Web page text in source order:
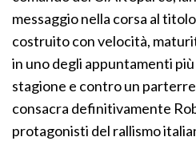
messaggio nella corsa al
costruito con velocità,
in uno degli appuntamenti
stagione e contro un
consacra definitivamente
protagonisti del rallismo